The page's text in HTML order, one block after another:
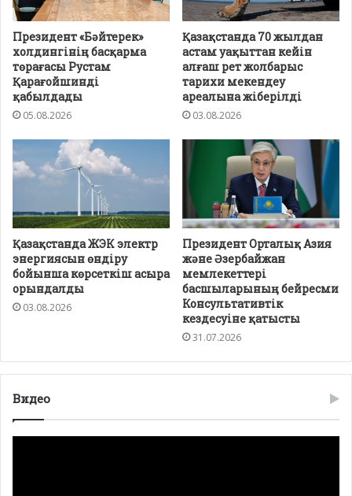
Президент «Бәйтерек»
холдингінің басқарма
төрағасы Рустам
Қарағойшинді
қабылдады
05.08.2026
Қазақстанда 70 жылдан
астам уақыттан кейін
алғаш рет жолбарыс
тарихи мекендеу
ареалына жіберілді
03.08.2026
Қазақстанда ЖЭК электр
энергиясын өндіру
бойынша көрсеткіш асыра
орындалды
03.08.2026
Президент Орталық Азия
және Әзербайжан
мемлекеттері
басшыларының бейресми
Консультативтік
кездесуіне қатысты
31.07.2026
Видео